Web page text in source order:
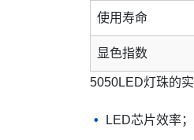
使用寿命
显色指数
5050LED灯珠的
LED芯片效率；